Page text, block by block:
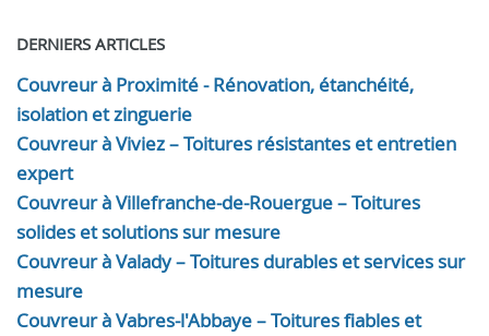
DERNIERS ARTICLES
Couvreur à Proximité - Rénovation, étanchéité,
isolation et zinguerie
Couvreur à Viviez – Toitures résistantes et entretien
expert
Couvreur à Villefranche-de-Rouergue – Toitures
solides et solutions sur mesure
Couvreur à Valady – Toitures durables et services sur
mesure
Couvreur à Vabres-l'Abbaye – Toitures fiables et